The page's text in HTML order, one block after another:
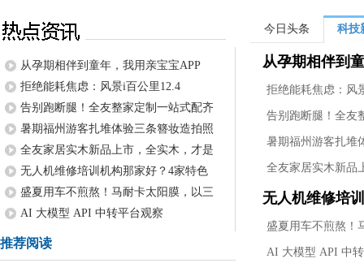
从孕期相伴到童年，我用亲宝宝APP
拒绝能耗焦虑：风景i百公里12.4
告别跑断腿！全友整家定制一站式配齐
暑期福州游客扎堆体验三条簪妆造拍照
全友家居实木新品上市，全实木，才是
无人机维修培训机构那家好？4家特色
盛夏用车不煎熬！马耐卡太阳膜，以三
AI 大模型 API 中转平台观察
推荐阅读
今日头条 科技
从孕期相伴到
拒绝能耗焦虑：风
告别跑断腿！全友
暑期福州游客扎堆
全友家居实木新品
无人机维修培
盛夏用车不煎熬！
AI 大模型 API 中